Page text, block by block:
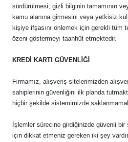
sürdürülmesi, gizli bilginin tamamının
kamu alanına girmesini veya yetkisiz
kişiye ifşasını önlemek için gerekli tüm
özeni göstermeyi taahhüt etmektedir.
KREDİ KARTI GÜVENLİĞİ
Firmamız, alışveriş sitelerimizden
sahiplerinin güvenliğini ilk planda
hiçbir şekilde sistemimizde
İşlemler sürecine girdiğinizde güvenli
için dikkat etmeniz gereken iki şey